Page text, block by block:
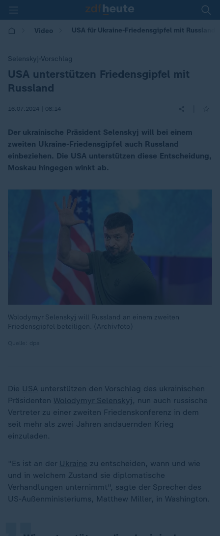
Video USA für Ukraine-Friedensgipfel mit Russland
Selenskyj-Vorschlag
:USA unterstützen Friedensgipfel mit
Russland
16.07.2024 | 08:14
Der ukrainische Präsident Selenskyj will bei einem
zweiten Ukraine-Friedensgipfel auch Russland
einbeziehen. Die USA unterstützen diese Entscheidung,
Moskau hingegen winkt ab.
Wolodymyr Selenskyj will Russland an einem zweiten
Friedensgipfel beteiligen. (Archivfoto)
Die USA unterstützen den Vorschlag des ukrainischen
Präsidenten Wolodymyr Selenskyj , nun auch russische
Vertreter zu einer zweiten Friedenskonferenz in dem
seit mehr als zwei Jahren andauernden Krieg
einzuladen.
"Es ist an der Ukraine zu entscheiden, wann und wie
und in welchem Zustand sie diplomatische
Verhandlungen unternimmt", sagte der Sprecher des
US-Außenministeriums, Matthew Miller, in Washington.
„